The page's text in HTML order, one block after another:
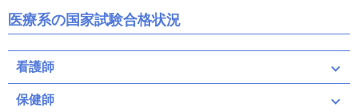
医療系の国家試験合格状況
看護師
保健師